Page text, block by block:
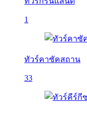
1
ทัวร์คาซัคสถาน
33